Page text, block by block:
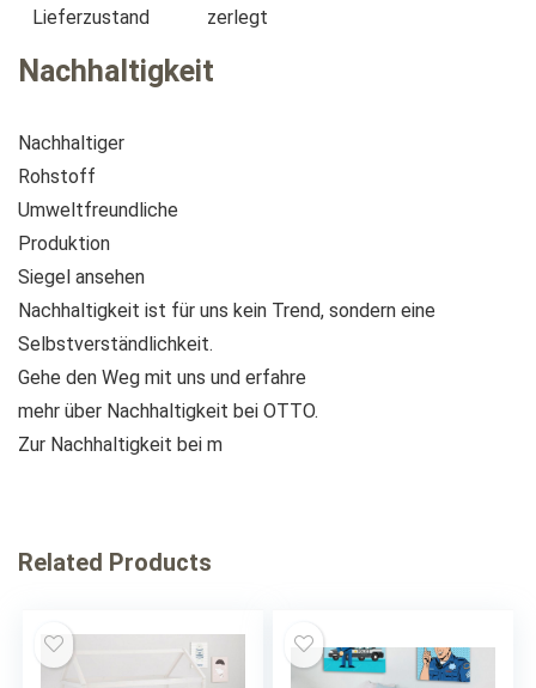
Lieferzustand zerlegt
Nachhaltigkeit
Nachhaltiger
Rohstoff
Umweltfreundliche
Produktion
Siegel ansehen
Nachhaltigkeit ist für uns kein Trend, sondern eine
Selbstverständlichkeit.
Gehe den Weg mit uns und erfahre
mehr über Nachhaltigkeit bei OTTO.
Zur Nachhaltigkeit bei m
Related Products